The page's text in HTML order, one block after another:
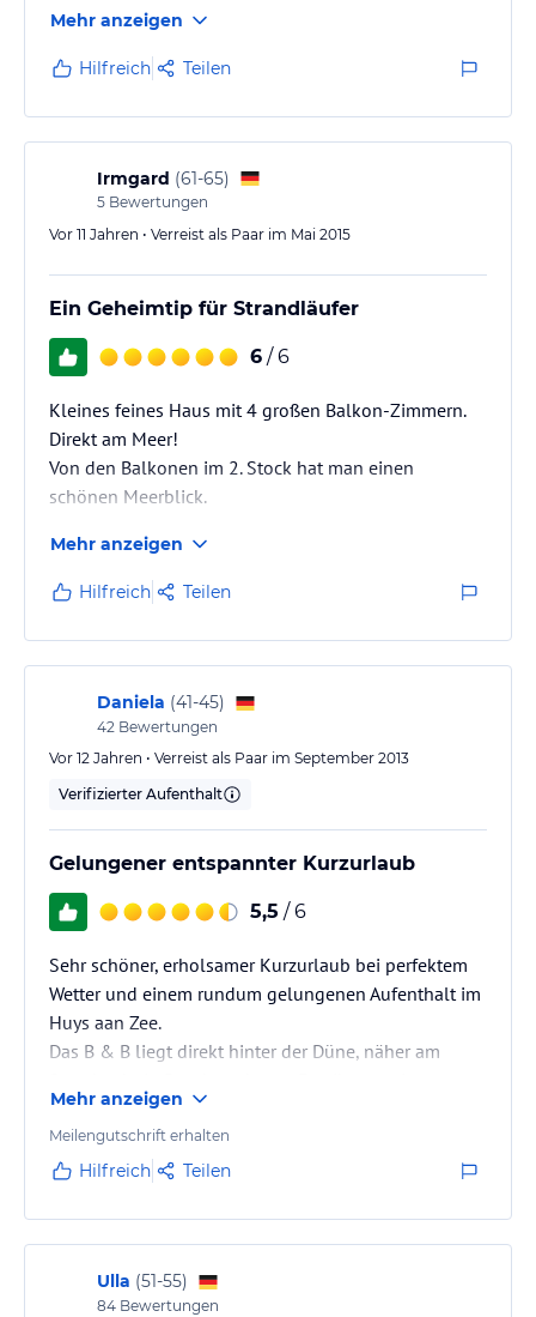
ins Zimmer gebracht, Senseo-Maschine und Kekse
usw. immer vor Ort. Zimmer werden top gereinigt, sat-
TV, fantastische Parkplätze, und das in der absoluten
Hochsaison. Wir waren viermal hintereinander hier
und werden bald wieder versuchen ein Zimmer zu
buchen.
Mehr anzeigen
Hilfreich Teilen
Irmgard (61-65)
5 Bewertungen
Vor 11 Jahren • Verreist als Paar im Mai 2015
Ein Geheimtip für Strandläufer
6 / 6
Kleines feines Haus mit 4 großen Balkon-Zimmern.
Direkt am Meer!
Von den Balkonen im 2. Stock hat man einen
schönen Meerblick.
PKW-Stellplatz frei - Fahrräder finden ebenfalls direkt
am Haus Platz
Absolut tolle Unterkunft in Domburg - ich will nicht
noch mehr loben, da das B & B - Haus meist besetzt
ist und man Mühe hat, einen freies Zimmer zu
bekommen.
Wir haben 2 Jahre gebraucht, um dort wohnen zu
können und das, obwohl wir zeitlich flexibel waren!
Mehr anzeigen
Hilfreich Teilen
Daniela (41-45)
42 Bewertungen
Vor 12 Jahren • Verreist als Paar im September 2013
Verifizierter Aufenthalt
Gelungener entspannter Kurzurlaub
5,5 / 6
Sehr schöner, erholsamer Kurzurlaub bei perfektem
Wetter und einem rundum gelungenen Aufenthalt im
Huys aan Zee.
Das B & B liegt direkt hinter der Düne, näher am
Zimmer mit geräumigen Balkonen, aber die sind 1a.
Der ca. 30 m2 geräumige Raum besteht aus einer
Schlaf- und einer Wohnecke, getrennt durch eine
Wohnecke besteht aus mehreren Sitzgelegenheiten.
Schlaf- und Wohnbereich haben je einen
Flachbildfernseher. Alles ist sehr…
Mehr anzeigen
Meilengutschrift erhalten
Hilfreich Teilen
Ulla (51-55)
84 Bewertungen